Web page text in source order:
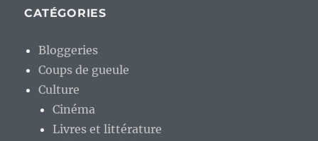
CATÉGORIES
Bloggeries
Coups de gueule
Culture
Cinéma
Livres et littérature